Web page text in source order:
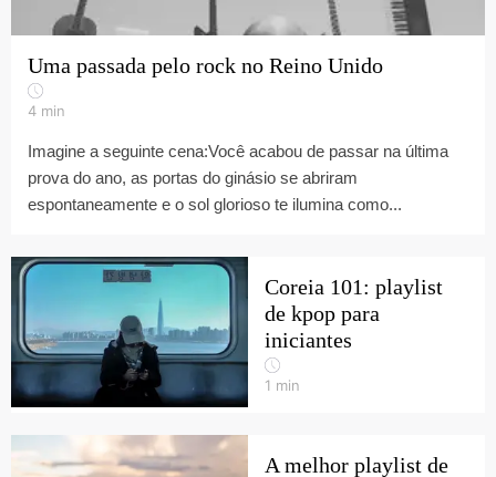
Uma passada pelo rock no Reino Unido
4 min
Imagine a seguinte cena:Você acabou de passar na última
prova do ano, as portas do ginásio se abriram
espontaneamente e o sol glorioso te ilumina como...
Coreia 101: playlist
de kpop para
iniciantes
1 min
A melhor playlist de